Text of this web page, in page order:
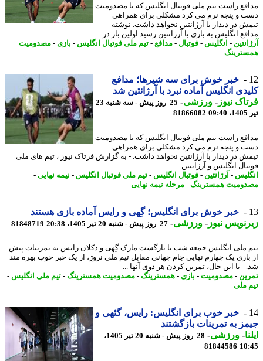
راست تیم ملی فوتبال انگلیس که با مصدومیت
و پنجه نرم می کرد مشکلی برای همراهی
در دیدار با آرژانتین نخواهد داشت. نوشته
انگلیس به بازی با آرژانتین رسید اولین بار در ...
-انگلیس-فوتبال-مدافع- تیم ملی فوتبال انگلیس-بازی - مصدومیت
خبر خوش برای سه شیرها؛ مدافع
انگلیس آماده نبرد با آرژانتین شد
نیوز-ورزشی-
25 روز پیش - سه شنبه 23
81866082
راست تیم ملی فوتبال انگلیس که با مصدومیت
و پنجه نرم می کرد مشکلی برای همراهی
در دیدار با آرژانتین نخواهد داشت. - به گزارش فرتاک نیوز ، تیم های ملی
انگلیس و آرژانتین ...
-آرژانتین -فوتبال انگلیس-تیم ملی فوتبال انگلیس-نیمه نهایی-
همسترینگ -مرحله نیمه نهایی
خبر خوش برای انگلیس؛ گِهی و رایس آماده بازی هستند
نیوز-ورزشی-27 روز پیش - شنبه 20 تیر 1405، 20:38 81848719
ملی انگلیس جمعه شب با بازگشت مارک گِهی و دکلان رایس به تمرینات پیش
یک چهارم نهایی جام جهانی مقابل تیم ملی نروژ، از یک خبر خوب بهره مند
- با این حال، تمرین کردن هر دوی آنها ...
- مصدومیت-بازی - همسترینگ -مصدومیت همسترینگ -تیم ملی انگلیس-
ملی
خبر خوب برای انگلیس: رایس، گئهی و
به تمرینات بازگشتند
-ورزشی-
28 روز پیش - شنبه 20 تیر 1405،
81844586